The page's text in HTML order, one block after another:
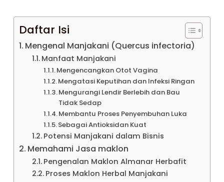
Daftar Isi
Mengenal Manjakani (Quercus infectoria)
Manfaat Manjakani
Mengencangkan Otot Vagina
Mengatasi Keputihan dan Infeksi Ringan
Mengurangi Lendir Berlebih dan Bau
Tidak Sedap
Membantu Proses Penyembuhan Luka
Sebagai Antioksidan Kuat
Potensi Manjakani dalam Bisnis
Memahami Jasa maklon
Pengenalan Maklon Almanar Herbafit
Proses Maklon Herbal Manjakani